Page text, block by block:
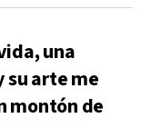
una
su arte me
montón de